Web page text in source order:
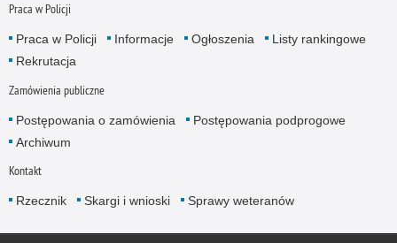
Praca w Policji
Praca w Policji Informacje Ogłoszenia
Listy rankingowe
Rekrutacja
Zamówienia publiczne
Postępowania o zamówienia
Postępowania podprogowe
Archiwum
Kontakt
Rzecznik Skargi i wnioski Sprawy weteranów